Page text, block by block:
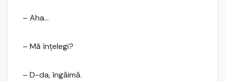
– Aha…
– Mă înţelegi?
– D-da, îngăimă.